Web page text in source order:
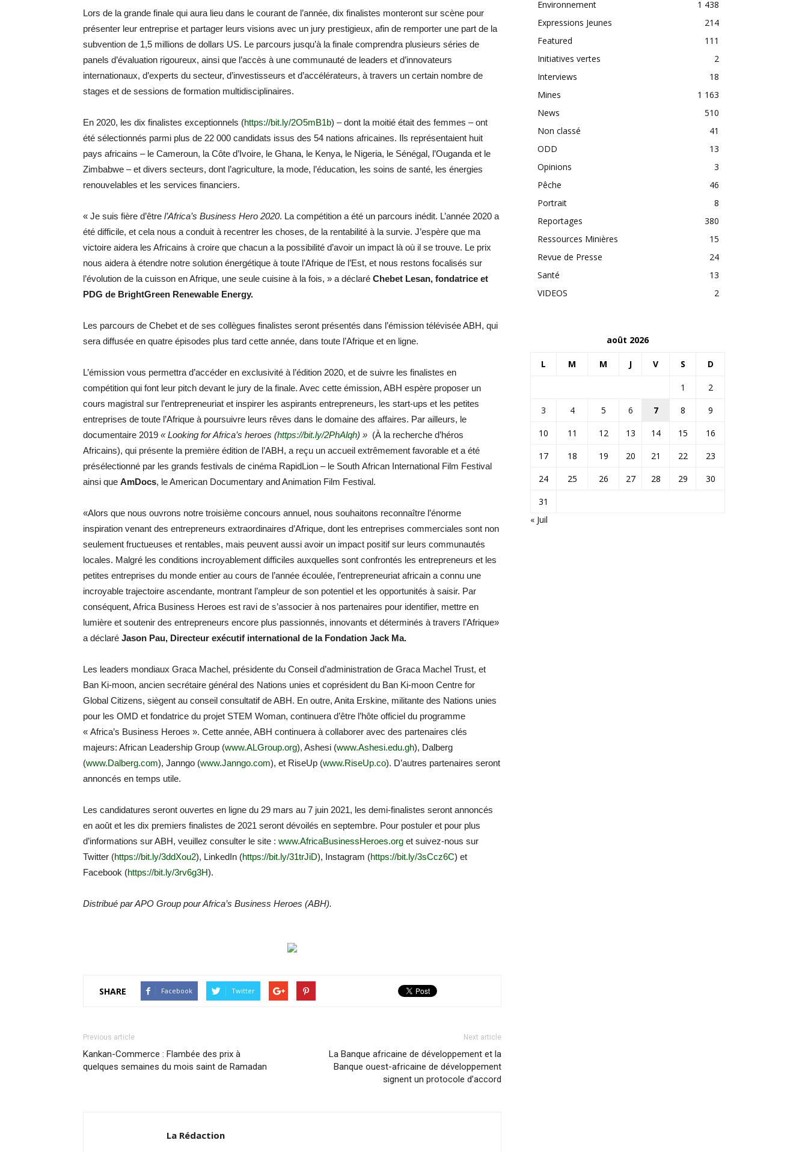
Lors de la grande finale qui aura lieu dans le courant de l’année, dix finalistes monteront sur scène pour
présenter leur entreprise et partager leurs visions avec un jury prestigieux, afin de remporter une part de la
subvention de 1,5 millions de dollars US. Le parcours jusqu’à la finale comprendra plusieurs séries de
panels d’évaluation rigoureux, ainsi que l’accès à une communauté de leaders et d’innovateurs
internationaux, d’experts du secteur, d’investisseurs et d’accélérateurs, à travers un certain nombre de
stages et de sessions de formation multidisciplinaires.
En 2020, les dix finalistes exceptionnels (https://bit.ly/2O5mB1b) – dont la moitié était des femmes – ont
été sélectionnés parmi plus de 22 000 candidats issus des 54 nations africaines. Ils représentaient huit
pays africains – le Cameroun, la Côte d’Ivoire, le Ghana, le Kenya, le Nigeria, le Sénégal, l’Ouganda et le
Zimbabwe – et divers secteurs, dont l’agriculture, la mode, l’éducation, les soins de santé, les énergies
renouvelables et les services financiers.
« Je suis fière d’être l’Africa’s Business Hero 2020. La compétition a été un parcours inédit. L’année 2020 a
été difficile, et cela nous a conduit à recentrer les choses, de la rentabilité à la survie. J’espère que ma
victoire aidera les Africains à croire que chacun a la possibilité d’avoir un impact là où il se trouve. Le prix
nous aidera à étendre notre solution énergétique à toute l’Afrique de l’Est, et nous restons focalisés sur
l’évolution de la cuisson en Afrique, une seule cuisine à la fois, » a déclaré Chebet Lesan, fondatrice et
PDG de BrightGreen Renewable Energy.
Les parcours de Chebet et de ses collègues finalistes seront présentés dans l’émission télévisée ABH, qui
sera diffusée en quatre épisodes plus tard cette année, dans toute l’Afrique et en ligne.
L’émission vous permettra d’accéder en exclusivité à l’édition 2020, et de suivre les finalistes en
compétition qui font leur pitch devant le jury de la finale. Avec cette émission, ABH espère proposer un
cours magistral sur l’entrepreneuriat et inspirer les aspirants entrepreneurs, les start-ups et les petites
entreprises de toute l’Afrique à poursuivre leurs rêves dans le domaine des affaires. Par ailleurs, le
documentaire 2019 « Looking for Africa’s heroes (https://bit.ly/2PhAlqh) » (À la recherche d’héros
Africains), qui présente la première édition de l’ABH, a reçu un accueil extrêmement favorable et a été
présélectionné par les grands festivals de cinéma RapidLion – le South African International Film Festival
ainsi que AmDocs, le American Documentary and Animation Film Festival.
«Alors que nous ouvrons notre troisième concours annuel, nous souhaitons reconnaître l’énorme
inspiration venant des entrepreneurs extraordinaires d’Afrique, dont les entreprises commerciales sont non
seulement fructueuses et rentables, mais peuvent aussi avoir un impact positif sur leurs communautés
locales. Malgré les conditions incroyablement difficiles auxquelles sont confrontés les entrepreneurs et les
petites entreprises du monde entier au cours de l’année écoulée, l’entrepreneuriat africain a connu une
incroyable trajectoire ascendante, montrant l’ampleur de son potentiel et les opportunités à saisir. Par
conséquent, Africa Business Heroes est ravi de s’associer à nos partenaires pour identifier, mettre en
lumière et soutenir des entrepreneurs encore plus passionnés, innovants et déterminés à travers l’Afrique»
a déclaré Jason Pau, Directeur exécutif international de la Fondation Jack Ma.
Les leaders mondiaux Graca Machel, présidente du Conseil d’administration de Graca Machel Trust, et
Ban Ki-moon, ancien secrétaire général des Nations unies et coprésident du Ban Ki-moon Centre for
Global Citizens, siègent au conseil consultatif de ABH. En outre, Anita Erskine, militante des Nations unies
pour les OMD et fondatrice du projet STEM Woman, continuera d’être l’hôte officiel du programme
« Africa’s Business Heroes ». Cette année, ABH continuera à collaborer avec des partenaires clés
majeurs: African Leadership Group (www.ALGroup.org), Ashesi (www.Ashesi.edu.gh), Dalberg
(www.Dalberg.com), Janngo (www.Janngo.com), et RiseUp (www.RiseUp.co). D’autres partenaires seront
annoncés en temps utile.
Les candidatures seront ouvertes en ligne du 29 mars au 7 juin 2021, les demi-finalistes seront annoncés
en août et les dix premiers finalistes de 2021 seront dévoilés en septembre. Pour postuler et pour plus
d’informations sur ABH, veuillez consulter le site : www.AfricaBusinessHeroes.org et suivez-nous sur
Twitter (https://bit.ly/3ddXou2), LinkedIn (https://bit.ly/31trJiD), Instagram (https://bit.ly/3sCcz6C) et
Facebook (https://bit.ly/3rv6g3H).
Distribué par APO Group pour Africa’s Business Heroes (ABH).
SHARE Facebook Twitter
Previous article
Kankan-Commerce : Flambée des prix à
quelques semaines du mois saint de Ramadan
Next article
La Banque africaine de développement et la
Banque ouest-africaine de développement
signent un protocole d’accord
La Rédaction
Environnement
1 438
Expressions Jeunes
214
Featured
111
Initiatives vertes
2
Interviews
18
Mines
1 163
News
510
Non classé
41
ODD
13
Opinions
3
Pêche
46
Portrait
8
Reportages
380
Ressources Minières
15
Revue de Presse
24
Santé
13
VIDEOS
2
août 2026
L M M J V S D
1
2
3
4 5 6 7 8
9
10
11 12 13 14 15
16
17
18 19 20 21 22
23
24
25 26 27 28 29
30
31
« Juil